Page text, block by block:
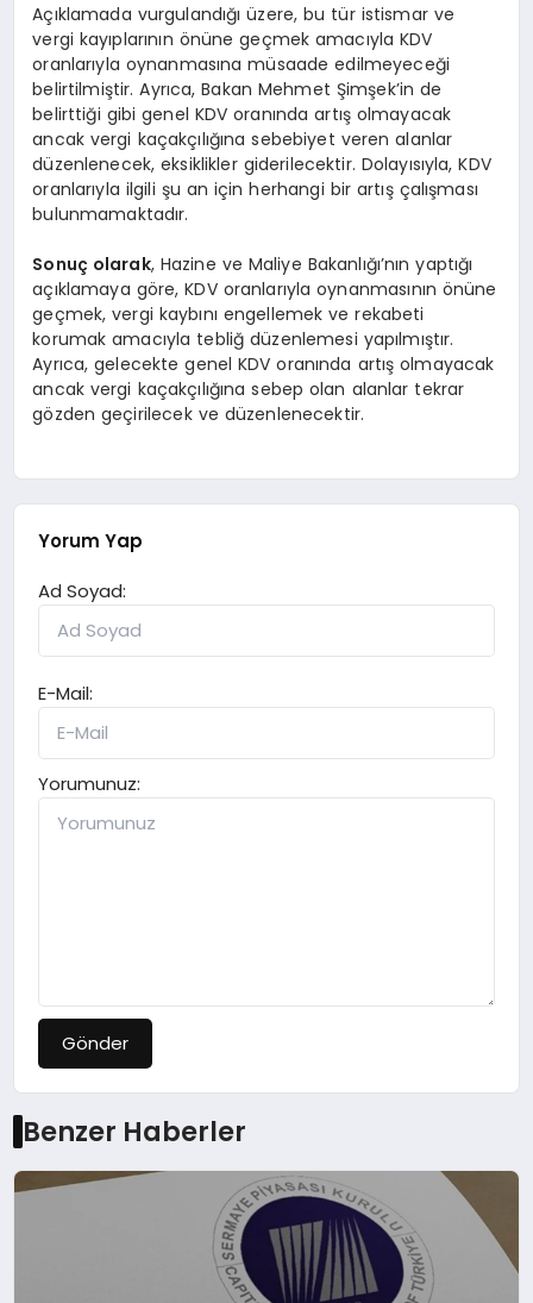
Açıklamada vurgulandığı üzere, bu tür istismar ve
vergi kayıplarının önüne geçmek amacıyla KDV
oranlarıyla oynanmasına müsaade edilmeyeceği
belirtilmiştir. Ayrıca, Bakan Mehmet Şimşek’in de
belirttiği gibi genel KDV oranında artış olmayacak
ancak vergi kaçakçılığına sebebiyet veren alanlar
düzenlenecek, eksiklikler giderilecektir. Dolayısıyla, KDV
oranlarıyla ilgili şu an için herhangi bir artış çalışması
bulunmamaktadır.
Sonuç olarak, Hazine ve Maliye Bakanlığı’nın yaptığı
açıklamaya göre, KDV oranlarıyla oynanmasının önüne
geçmek, vergi kaybını engellemek ve rekabeti
korumak amacıyla tebliğ düzenlemesi yapılmıştır.
Ayrıca, gelecekte genel KDV oranında artış olmayacak
ancak vergi kaçakçılığına sebep olan alanlar tekrar
gözden geçirilecek ve düzenlenecektir.
Yorum Yap
Ad Soyad:
E-Mail:
Yorumunuz:
Gönder
Benzer Haberler